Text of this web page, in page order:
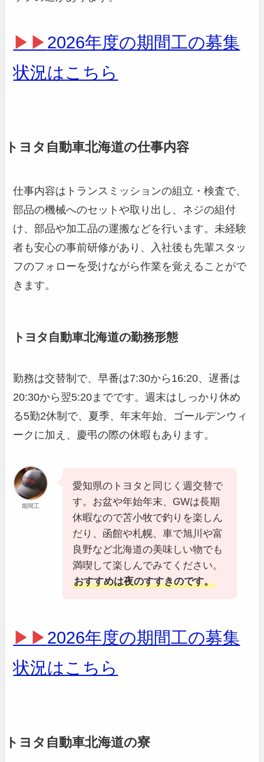
▶▶2026年度の期間工の募集
状況はこちら
トヨタ自動車北海道の仕事内容
仕事内容はトランスミッションの組立・検査で、
部品の機械へのセットや取り出し、ネジの組付
け、部品や加工品の運搬などを行います。未経験
者も安心の事前研修があり、入社後も先輩スタッ
フのフォローを受けながら作業を覚えることがで
きます。
トヨタ自動車北海道の勤務形態
勤務は交替制で、早番は7:30から16:20、遅番は
20:30から翌5:20までです。週末はしっかり休め
る5勤2休制で、夏季、年末年始、ゴールデンウィ
ークに加え、慶弔の際の休暇もあります。
期間工
愛知県のトヨタと同じく週交替で
す。お盆や年始年末、GWは長期
休暇なので苫小牧で釣りを楽しん
だり、函館や札幌、車で旭川や富
良野など北海道の美味しい物でも
満喫して楽しんでみてください。
おすすめは夜のすすきのです。
▶▶2026年度の期間工の募集
状況はこちら
トヨタ自動車北海道の寮